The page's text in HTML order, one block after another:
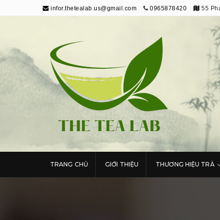
infor.thetealab.us@gmail.com 0965878420 55
The Tea Lab
Trang Thông Tin Về Trà
TRANG CHỦ GIỚI THIỆU THƯƠNG HIỆU TRÀ